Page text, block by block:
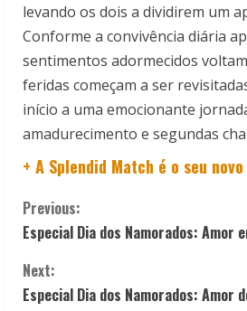
levando os dois a dividirem um
Conforme a convivência diária
sentimentos adormecidos
feridas começam a ser
início a uma emocionante
amadurecimento e segundas
+ A Splendid Match é o seu
C
o
n
Previous:
Especial Dia dos Namorados: Amor
Next:
Especial Dia dos Namorados: Amor